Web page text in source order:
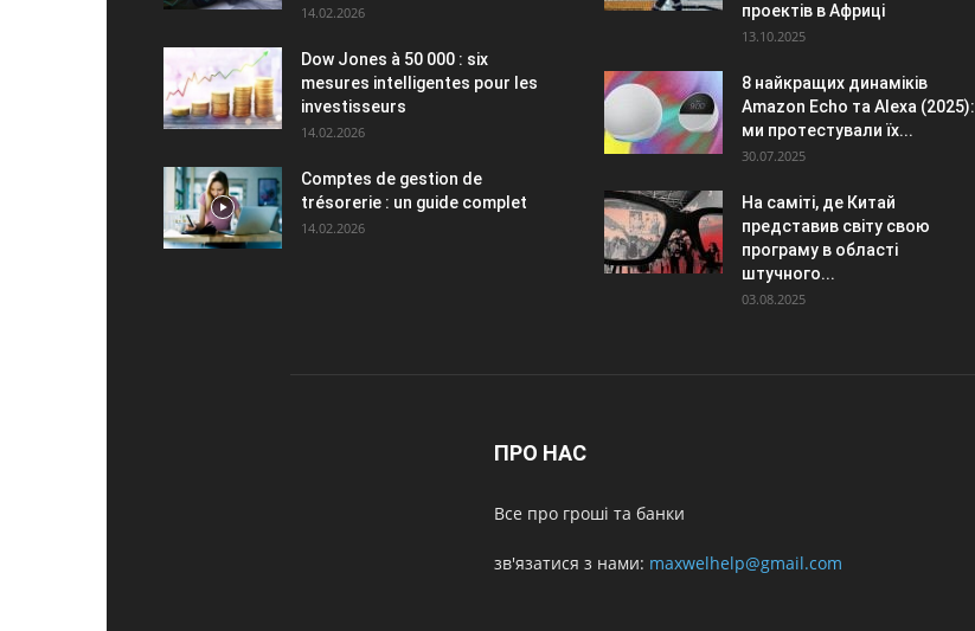
14.02.2026
Dow Jones à 50 000 : six
mesures intelligentes pour les
investisseurs
14.02.2026
Comptes de gestion de
trésorerie : un guide complet
14.02.2026
проектів в Африці
13.10.2025
8 найкращих динаміків
Amazon Echo та Alexa (2025):
ми протестували їх...
30.07.2025
На саміті, де Китай
представив світу свою
програму в області
штучного...
03.08.2025
ПРО НАС
Все про гроші та банки
зв'язатися з нами: maxwelhelp@gmail.com